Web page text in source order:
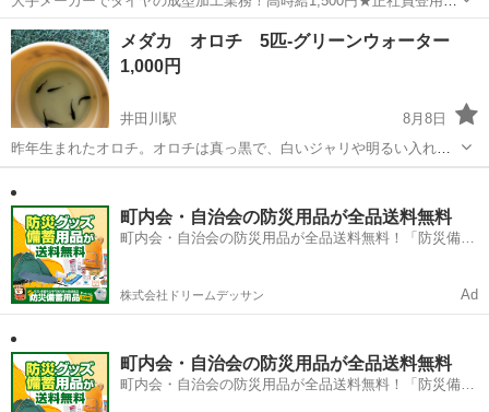
度あり！ワンルーム寮完備！マイカー通勤OK！無料駐車場あり！《三
重県伊勢市》 人気の工場のお仕事 ◇タイヤの製造◇ トラック・バ
ス・RV車用を中心とした...
三重 伊勢市 山田上口駅 その他
メダカ オロチ 5匹-グリーンウォーター
1,000円
井田川駅
8月8日
昨年生まれたオロチ。オロチは真っ黒で、白いジャリや明るい入れ物
に入れると映えます。 🐟メダカ好きのオヤジが育てています🐟 メダ
カにも流行りがありますが、我が家では最新の高級品種を追いかける
のではなく、自分が好きなメダ...町内会・自治会の防災用品が全品送料無料
町内会・自治会の防災用品が全品送料無料！「防災備蓄
株式会社ドリームデッサン Ad
町内会・自治会の防災用品が全品送料無料
町内会・自治会の防災用品が全品送料無料！「防災備蓄